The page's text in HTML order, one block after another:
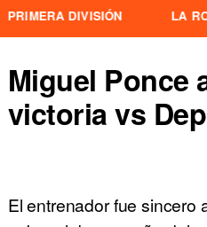
PRIMERA DIVISIÓN LA
Miguel Ponce
victoria vs
El entrenador fue sincero